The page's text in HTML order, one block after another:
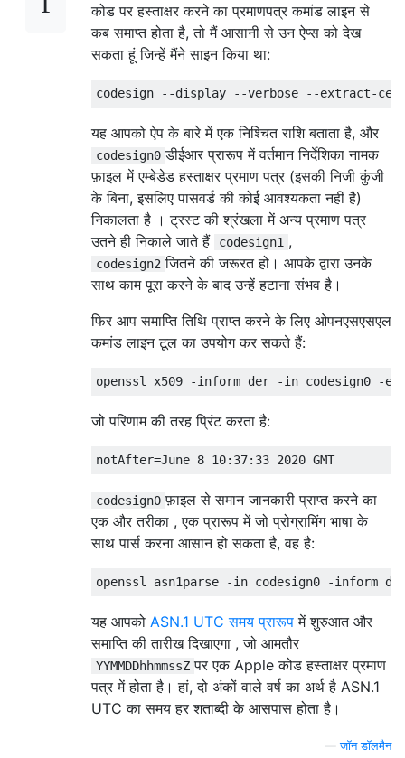
कोड पर हस्ताक्षर करने का प्रमाणपत्र कमांड लाइन से
कब समाप्त होता है, तो मैं आसानी से उन ऐप्स को देख
सकता हूं जिन्हें मैंने साइन किया था:
codesign --display --verbose --extract-
यह आपको ऐप के बारे में एक निश्चित राशि बताता है, और
codesign0 डीईआर प्रारूप में वर्तमान निर्देशिका नामक
फ़ाइल में एम्बेडेड हस्ताक्षर प्रमाण पत्र (इसकी निजी कुंजी
के बिना, इसलिए पासवर्ड की कोई आवश्यकता नहीं है)
निकालता है । ट्रस्ट की श्रंखला में अन्य प्रमाण पत्र
उतने ही निकाले जाते हैं
codesign1 ,
codesign2 जितने की जरूरत हो। आपके द्वारा उनके
साथ काम पूरा करने के बाद उन्हें हटाना संभव है।
फिर आप समाप्ति तिथि प्राप्त करने के लिए ओपनएसएसएल
कमांड लाइन टूल का उपयोग कर सकते हैं:
openssl x509 -inform der -in codesign0 -
जो परिणाम की तरह प्रिंट करता है:
notAfter=June 8 10: 37: 33 2020 GMT
codesign0 फ़ाइल से समान जानकारी प्राप्त करने का
एक और तरीका , एक प्रारूप में जो प्रोग्रामिंग भाषा के
साथ पार्स करना आसान हो सकता है, वह है:
openssl asn1parse -in codesign0 -inform
यह आपको ASN.1 UTC समय प्रारूप में शुरुआत और
समाप्ति की तारीख दिखाएगा , जो आमतौर
YYMMDDhhmmssZ पर एक Apple कोड हस्ताक्षर प्रमाण
पत्र में होता है। हां, दो अंकों वाले वर्ष का अर्थ है ASN.1
UTC का समय हर शताब्दी के आसपास होता है।
—जॉन डॉलमैन